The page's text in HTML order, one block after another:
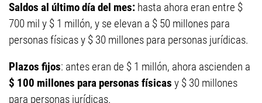
Saldos al último día del mes: hasta ahora eran entre $
700 mil y $ 1 millón, y se elevan a $ 50 millones para
personas físicas y $ 30 millones para personas jurídicas.
Plazos fijos: antes eran de $ 1 millón, ahora ascienden a
$ 100 millones para personas físicas y $ 30 millones
para personas jurídicas.